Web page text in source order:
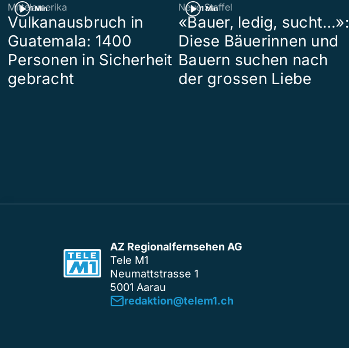
1 Min
Mittelamerika
Vulkanausbruch in
Guatemala: 1400
Personen in Sicherheit
gebracht
1 Min
Neue Staffel
«Bauer, ledig, sucht…»:
Diese Bäuerinnen und
Bauern suchen nach
der grossen Liebe
AZ Regionalfernsehen AG
Tele M1
Neumattstrasse 1
5001 Aarau
redaktion@telem1.ch